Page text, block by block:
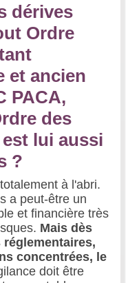
dérives
Ordre
et ancien
PACA,
des
lui aussi
?
à l'abri.
a peut-être un
et financière très
Mais dès
concentrées, le
doit être